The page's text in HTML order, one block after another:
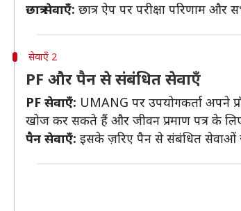
छात्र सेवाएँ: छात्र ऐप पर परीक्षा परिणाम और
सेवाएँ 2
PF और पैन से संबंधित सेवाएँ
PF सेवाएँ: UMANG पर उपयोगकर्ता अपने
खोज कर सकते हैं और जीवन प्रमाण पत्र के
पैन सेवाएँ: इसके ज़रिए पैन से संबंधित सेवाओं